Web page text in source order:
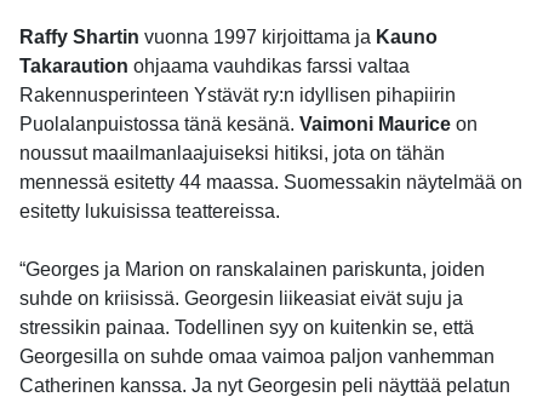
Raffy Shartin vuonna 1997 kirjoittama ja Kauno
Takaraution ohjaama vauhdikas farssi valtaa
Rakennusperinteen Ystävät ry:n idyllisen pihapiirin
Puolalanpuistossa tänä kesänä. Vaimoni Maurice on
noussut maailmanlaajuiseksi hitiksi, jota on tähän
mennessä esitetty 44 maassa. Suomessakin näytelmää on
esitetty lukuisissa teattereissa.
“Georges ja Marion on ranskalainen pariskunta, joiden
suhde on kriisissä. Georgesin liikeasiat eivät suju ja
stressikin painaa. Todellinen syy on kuitenkin se, että
Georgesilla on suhde omaa vaimoa paljon vanhemman
Catherinen kanssa. Ja nyt Georgesin peli näyttää pelatun